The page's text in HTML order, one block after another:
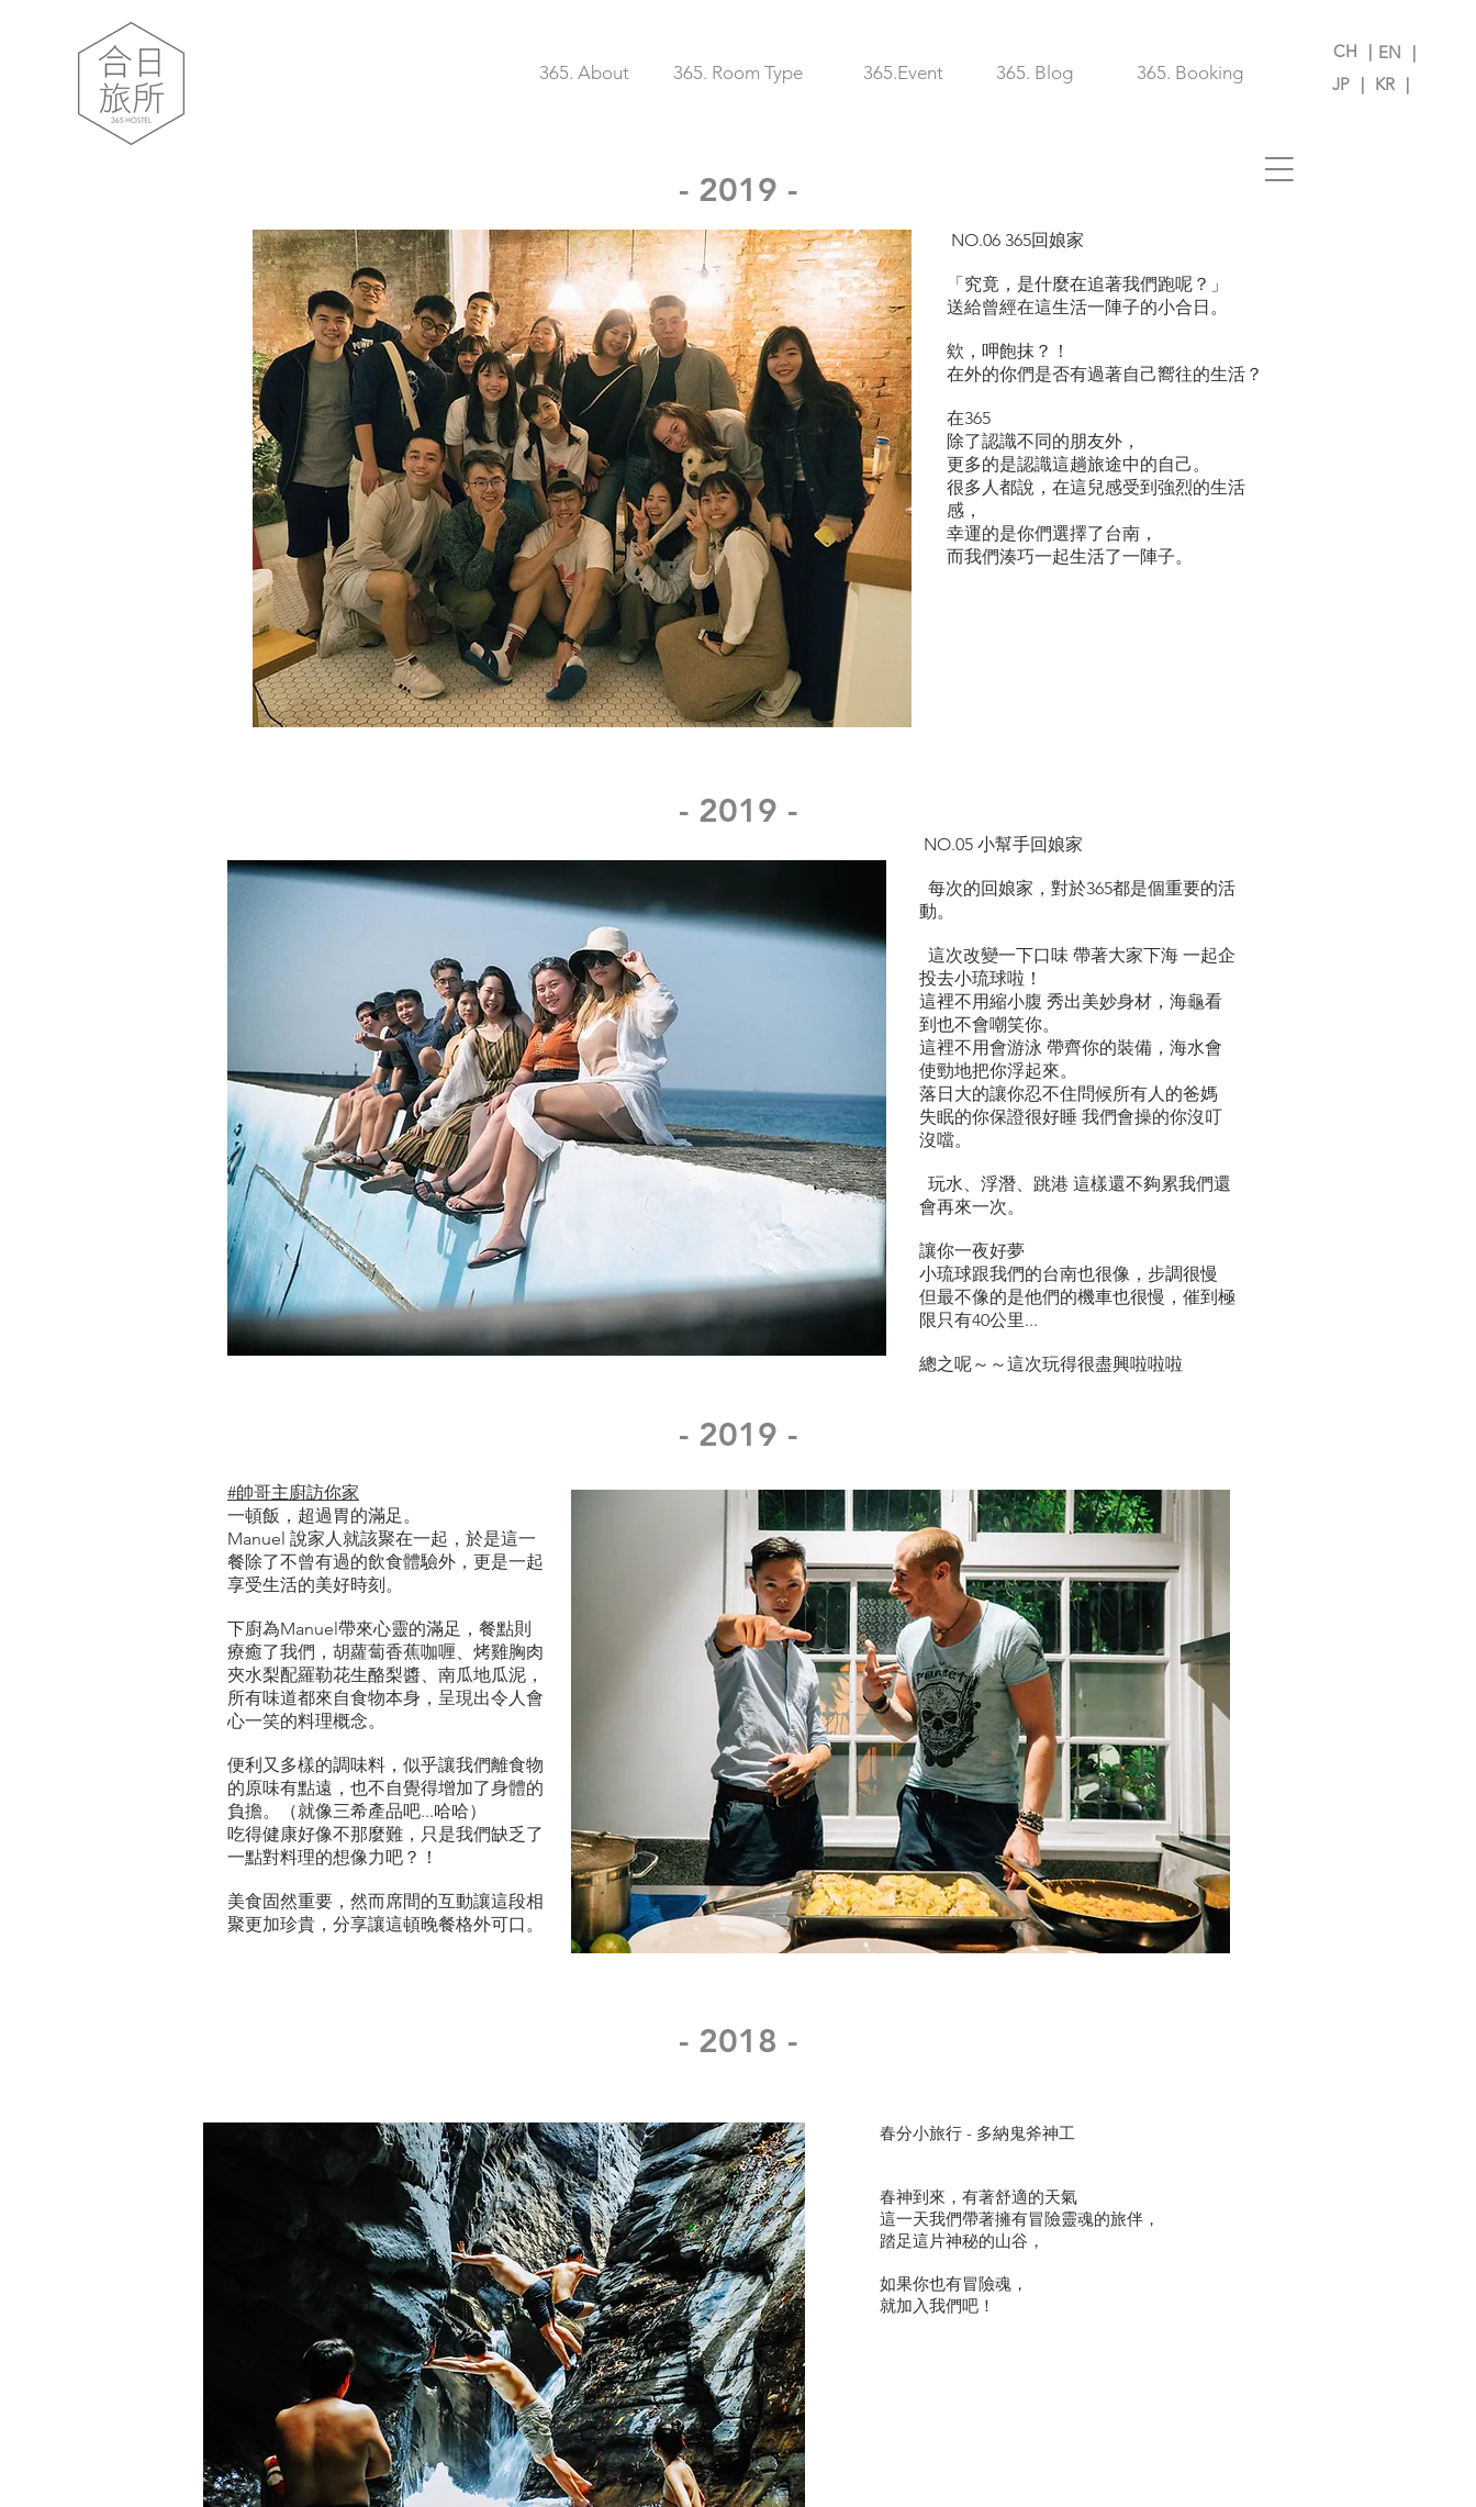
CH ｜
JP ｜ KR ｜
EN ｜
365. About 365. Room Type 365. Blog
365.Event 365. Booking
- 2019 -
NO.06 365回娘家
「究竟，是什麼在追著我們跑呢？」
送給曾經在這生活一陣子的小合日。
欸，呷飽抹？！
在外的你們是否有過著自己嚮往的生活？
在365
除了認識不同的朋友外，
更多的是認識這趟旅途中的自己。
很多人都說，在這兒感受到強烈的生活
感，
幸運的是你們選擇了台南，
而我們湊巧一起生活了一陣子。
- 2019 -
NO.05 小幫手回娘家
每次的回娘家，對於365都是個重要的活
動。
這次改變一下口味 帶著大家下海 一起企
投去小琉球啦！
這裡不用縮小腹 秀出美妙身材，海龜看
到也不會嘲笑你。
這裡不用會游泳 帶齊你的裝備，海水會
使勁地把你浮起來。
落日大的讓你忍不住問候所有人的爸媽
失眠的你保證很好睡 我們會操的你沒叮
沒噹。
玩水、浮潛、跳港 這樣還不夠累我們還
會再來一次。
讓你一夜好夢
小琉球跟我們的台南也很像，步調很慢
但最不像的是他們的機車也很慢，催到極
限只有40公里...
總之呢～～這次玩得很盡興啦啦啦
- 2019 -
#帥哥主廚訪你家
一頓飯，超過胃的滿足。
Manuel 說家人就該聚在一起，於是這一
餐除了不曾有過的飲食體驗外，更是一起
享受生活的美好時刻。
下廚為Manuel帶來心靈的滿足，餐點則
療癒了我們，胡蘿蔔香蕉咖喱、烤雞胸肉
夾水梨配羅勒花生酪梨醬、南瓜地瓜泥，
所有味道都來自食物本身，呈現出令人會
心一笑的料理概念。
便利又多樣的調味料，似乎讓我們離食物
的原味有點遠，也不自覺得增加了身體的
負擔。（就像三希產品吧...哈哈）
吃得健康好像不那麼難，只是我們缺乏了
一點對料理的想像力吧？！
美食固然重要，然而席間的互動讓這段相
聚更加珍貴，分享讓這頓晚餐格外可口。
- 2019 -
- 2018 -
春分小旅行 - 多納鬼斧神工
春神到來，有著舒適的天氣
這一天我們帶著擁有冒險靈魂的旅伴，
踏足這片神秘的山谷，
如果你也有冒險魂，
​就加入我們吧！